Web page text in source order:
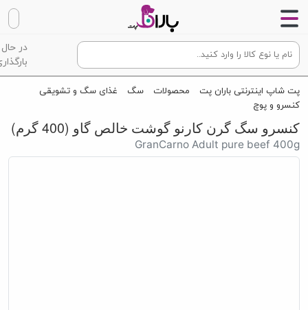
در حال
پت شاپ اینترنتی باران پت محصولات سگ
غذای سگ و تشویقی
کنسرو و پوچ
كنسرو سگ گرن کارنو گوشت خالص گاو (400 گرم)
GranCarno Adult pure beef 400g